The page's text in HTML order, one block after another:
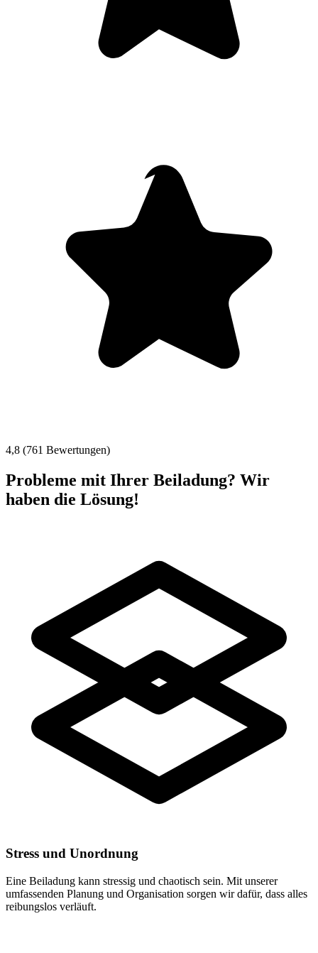
4,8 (761 Bewertungen)
Probleme mit Ihrer Beiladung? Wir
haben die Lösung!
Stress und Unordnung
Eine Beiladung kann stressig und chaotisch sein. Mit unserer
umfassenden Planung und Organisation sorgen wir dafür, dass alles
reibungslos verläuft.